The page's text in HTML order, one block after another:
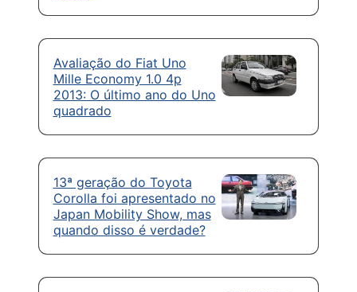
Avaliação do Fiat Uno
Mille Economy 1.0 4p
2013: O último ano do Uno
quadrado
13ª geração do Toyota
Corolla foi apresentado no
Japan Mobility Show, mas
quando disso é verdade?